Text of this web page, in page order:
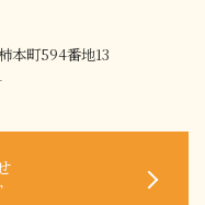
本町594番地13